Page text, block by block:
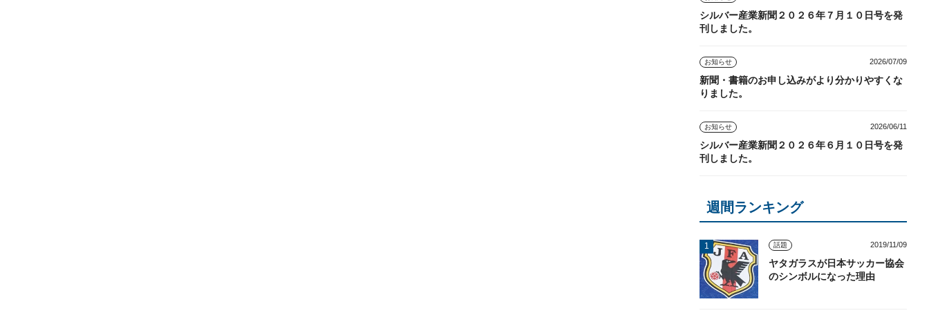
シルバー産業新聞２０２６年７月１０日号を発
刊しました。
お知らせ 2026/07/09
新聞・書籍のお申し込みがより分かりやすくな
りました。
お知らせ 2026/06/11
シルバー産業新聞２０２６年６月１０日号を発
刊しました。
週間ランキング
話題 2019/11/09
ヤタガラスが日本サッカー協会
のシンボルになった理由